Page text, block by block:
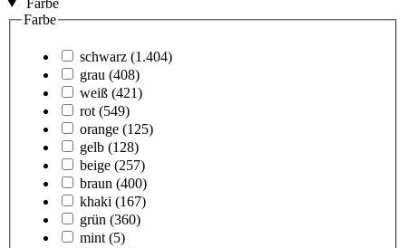
Farbe
schwarz (1.404)
grau (408)
weiß (421)
rot (549)
orange (125)
gelb (128)
beige (257)
braun (400)
khaki (167)
grün (360)
mint (5)